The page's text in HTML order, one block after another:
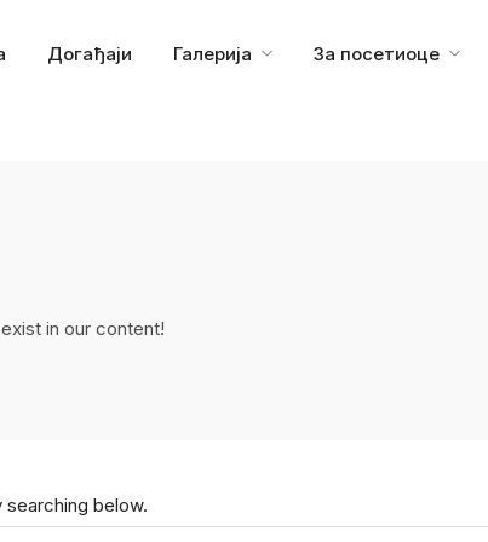
Догађаји Галерија За посетиоце
in our content!
below.